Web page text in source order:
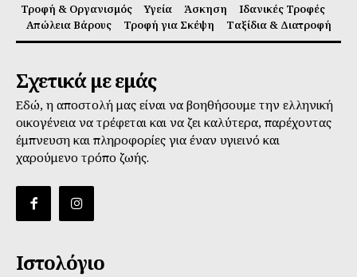
Τροφή & Οργανισμός Υγεία Άσκηση
Ιδανικές Τροφές
Απώλεια Βάρους
Τροφή για Σκέψη Ταξίδια & Διατροφή
Σχετικά με εμάς
Εδώ, η αποστολή μας είναι να βοηθήσουμε την ελληνική
οικογένεια να τρέφεται και να ζει καλύτερα, παρέχοντας
έμπνευση και πληροφορίες για έναν υγιεινό και
χαρούμενο τρόπο ζωής.
Ιστολόγιο